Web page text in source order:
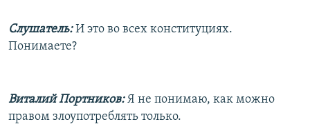
Слушатель:И это во всех конституциях.
Понимаете?
Виталий Портников:Я не понимаю, как можно
правом злоупотреблять только.